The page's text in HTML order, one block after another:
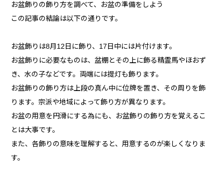
お盆飾りの飾り方を調べて、お盆の準備をしよう
この記事の結論は以下の通りです。
お盆飾りは8月12日に飾り、17日中には片付けます。
お盆飾りに必要なものは、盆棚とその上に飾る精霊馬やほおず
き、水の子などです。両端には提灯も飾ります。
お盆飾りの飾り方は上段の真ん中に位牌を置き、その周りを飾
ります。宗派や地域によって飾り方が異なります。
お盆の用意を円滑にする為にも、お盆飾りの飾り方を覚えるこ
とは大事です。
また、各飾りの意味を理解すると、用意するのが楽しくなりま
す。